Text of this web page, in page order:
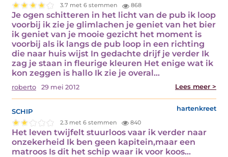
3.7 met 6 stemmen 868
Je ogen schitteren in het licht van de pub ik loop
voorbij ik zie je glimlachen je geniet van het bier
ik geniet van je mooie gezicht het moment is
voorbij als ik langs de pub loop in een richting
die naar huis wijst In gedachte drijf je verder Ik
zag je staan in fleurige kleuren Het enige wat ik
kon zeggen is hallo Ik zie je overal…
roberto 29 mei 2012 Lees meer >
schip hartenkreet
2.3 met 6 stemmen 840
Het leven twijfelt stuurloos vaar ik verder naar
onzekerheid Ik ben geen kapitein,maar een
matroos Is dit het schip waar ik voor koos…